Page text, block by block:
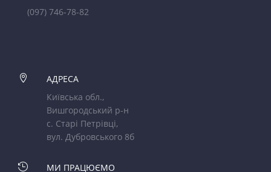
(097) 746-78-82

АДРЕСА
Київська обл.,
Вишгородський р-н
с. Старі Петрівці,
вул. Дубровського 8б

МИ ПРАЦЮЄМО